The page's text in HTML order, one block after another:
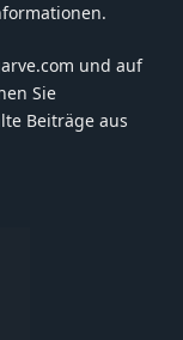
und auf
Sie
Beiträge aus